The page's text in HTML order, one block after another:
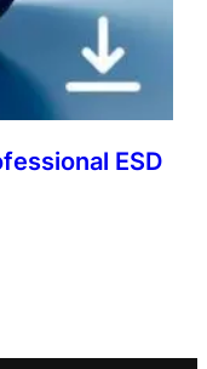
ESD